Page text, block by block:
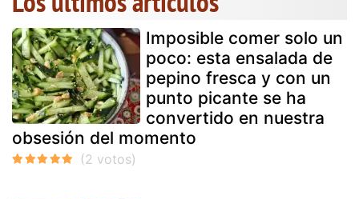
Imposible comer solo un
poco: esta ensalada de
pepino fresca y con un
punto picante se ha
convertido en nuestra
obsesión del momento